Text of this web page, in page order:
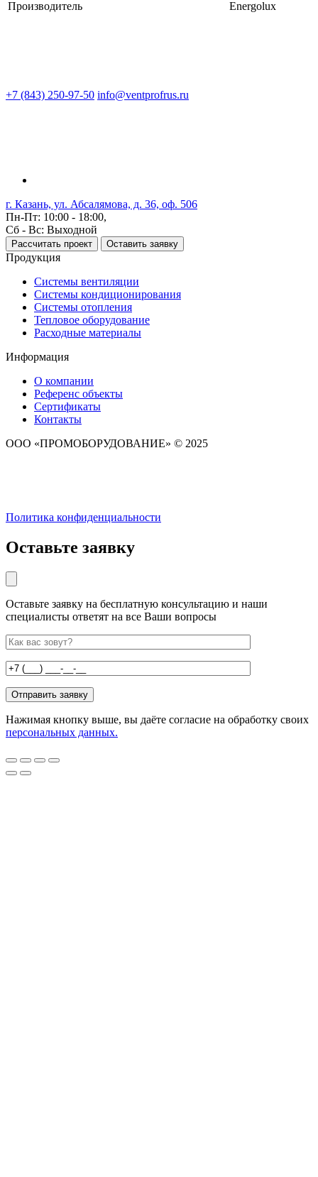
Производитель Energolux
+7 (843) 250-97-50 info@ventprofrus.ru
г. Казань, ул. Абсалямова, д. 36, оф. 506
Пн-Пт: 10:00 - 18:00,
Сб - Вс: Выходной
Рассчитать проект Оставить заявку
Продукция
Системы вентиляции
Системы кондиционирования
Системы отопления
Тепловое оборудование
Расходные материалы
Информация
О компании
Референс объекты
Сертификаты
Контакты
ООО «ПРОМОБОРУДОВАНИЕ» © 2025
Политика конфиденциальности
Оставьте заявку
Оставьте заявку на бесплатную консультацию и наши
специалисты ответят на все Ваши вопросы
Нажимая кнопку выше, вы даёте согласие на обработку своих
персональных данных.